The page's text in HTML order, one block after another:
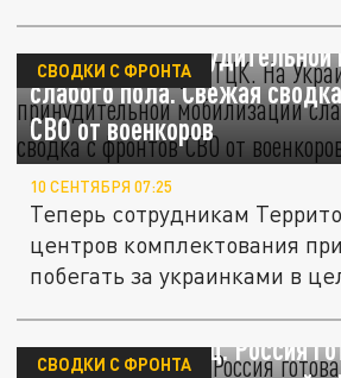
Ищите женщину в ТЦК. На
готовятся к
слабого пола. Свежая
СВО от военкоров
СВОДКИ С ФРОНТА
10 СЕНТЯБРЯ 07:25
Теперь сотрудникам
центров комплектования
побегать за украинками в
Зеленскому конец. Россия
СВОДКИ С ФРОНТА